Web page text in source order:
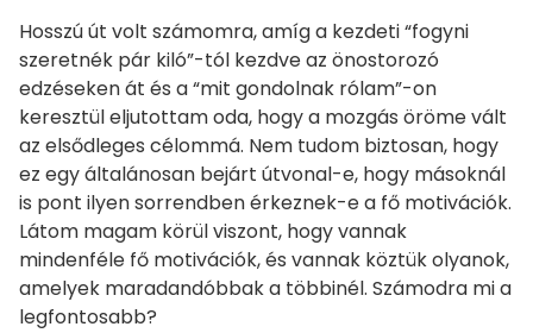
Hosszú út volt számomra, amíg a kezdeti “fogyni
szeretnék pár kiló”-tól kezdve az önostorozó
edzéseken át és a “mit gondolnak rólam”-on
keresztül eljutottam oda, hogy a mozgás öröme vált
az elsődleges célommá. Nem tudom biztosan, hogy
ez egy általánosan bejárt útvonal-e, hogy másoknál
is pont ilyen sorrendben érkeznek-e a fő motivációk.
Látom magam körül viszont, hogy vannak
mindenféle fő motivációk, és vannak köztük olyanok,
amelyek maradandóbbak a többinél. Számodra mi a
legfontosabb?